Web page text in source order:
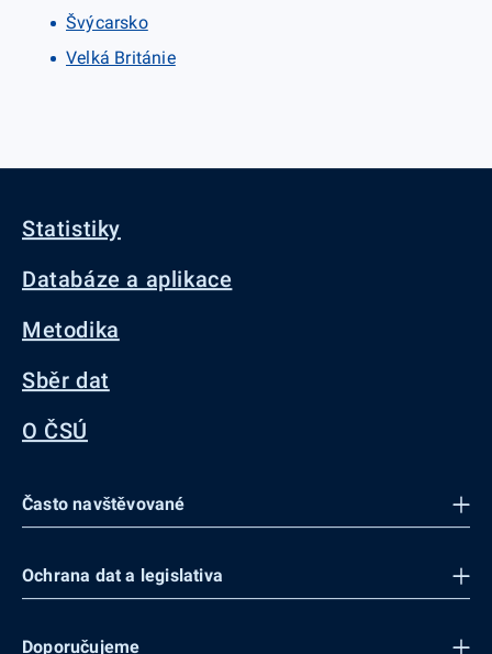
Švýcarsko
Velká Británie
Statistiky
Databáze a aplikace
Metodika
Sběr dat
O ČSÚ
Často navštěvované
Ochrana dat a legislativa
Doporučujeme